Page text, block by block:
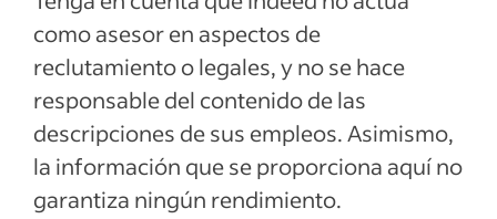
como asesor en aspectos de
reclutamiento o legales, y no se hace
responsable del contenido de las
descripciones de sus empleos. Asimismo,
la información que se proporciona aquí no
garantiza ningún rendimiento.